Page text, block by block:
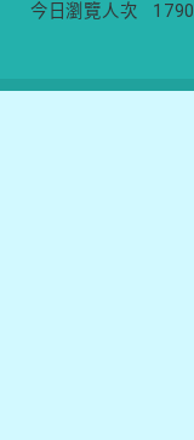
今日瀏覽人次
1790